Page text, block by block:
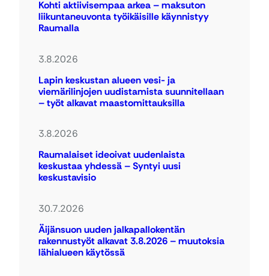
Kohti aktiivisempaa arkea – maksuton
liikuntaneuvonta työikäisille käynnistyy
Raumalla
3.8.2026
Lapin keskustan alueen vesi- ja
viemärilinjojen uudistamista suunnitellaan
– työt alkavat maastomittauksilla
3.8.2026
Raumalaiset ideoivat uudenlaista
keskustaa yhdessä – Syntyi uusi
keskustavisio
30.7.2026
Äijänsuon uuden jalkapallokentän
rakennustyöt alkavat 3.8.2026 – muutoksia
lähialueen käytössä